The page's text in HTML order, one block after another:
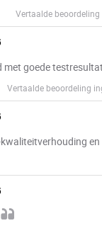
Vertaalde
met goede
Vertaalde beoordeling